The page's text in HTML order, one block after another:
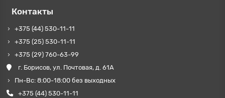
Контакты
+375 (44) 530-11-11
+375 (25) 530-11-11
+375 (29) 760-63-99
г. Борисов, ул. Почтовая, д. 61А
Пн-Вс: 8:00-18:00 без выходных
+375 (44) 530-11-11